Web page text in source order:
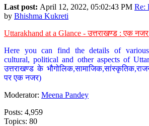
Last post: April 12, 2022, 05:02:43 PM Re:
by Bhishma Kukreti
Uttarakhand at a Glance - उत्तराखण्ड : एक
Here you can find the details of various
cultural, political and other aspects of
उत्तराखण्ड के
पर एक नजर)
Moderator: Meena Pandey
Posts: 4,959
Topics: 80